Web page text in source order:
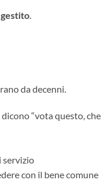
gestito
da decenni.
“vota questo,
servizio
con il bene comune